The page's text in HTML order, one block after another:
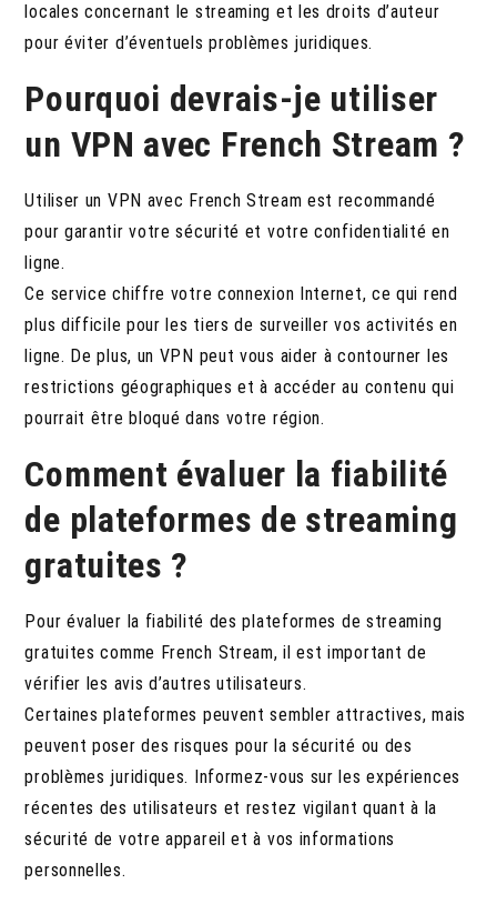
locales concernant le streaming et les droits d’auteur
pour éviter d’éventuels problèmes juridiques.
Pourquoi devrais-je utiliser
un VPN avec French Stream ?
Utiliser un VPN avec French Stream est recommandé
pour garantir votre sécurité et votre confidentialité en
ligne.
Ce service chiffre votre connexion Internet, ce qui rend
plus difficile pour les tiers de surveiller vos activités en
ligne. De plus, un VPN peut vous aider à contourner les
restrictions géographiques et à accéder au contenu qui
pourrait être bloqué dans votre région.
Comment évaluer la fiabilité
de plateformes de streaming
gratuites ?
Pour évaluer la fiabilité des plateformes de streaming
gratuites comme French Stream, il est important de
vérifier les avis d’autres utilisateurs.
Certaines plateformes peuvent sembler attractives, mais
peuvent poser des risques pour la sécurité ou des
problèmes juridiques. Informez-vous sur les expériences
récentes des utilisateurs et restez vigilant quant à la
sécurité de votre appareil et à vos informations
personnelles.